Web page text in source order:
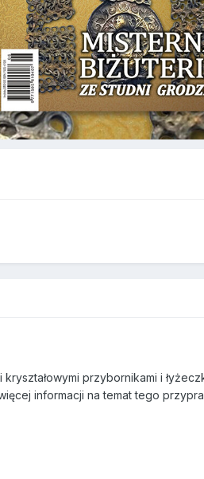
przybornikami i
informacji na temat tego